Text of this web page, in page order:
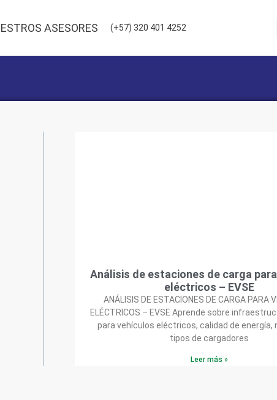
ASESORES (+57) 320 401 4252
Análisis de estaciones de carga
eléctricos – EVSE
ANÁLISIS DE ESTACIONES DE CARGA PARA
ELÉCTRICOS – EVSE Aprende sobre
para vehículos eléctricos, calidad de energía,
tipos de cargadores
Leer más »